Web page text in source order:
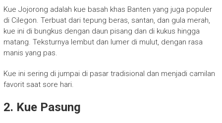
Kue Jojorong adalah kue basah khas Banten yang juga populer
di Cilegon. Terbuat dari tepung beras, santan, dan gula merah,
kue ini di bungkus dengan daun pisang dan di kukus hingga
matang. Teksturnya lembut dan lumer di mulut, dengan rasa
manis yang pas.
Kue ini sering di jumpai di pasar tradisional dan menjadi camilan
favorit saat sore hari.
2. Kue Pasung